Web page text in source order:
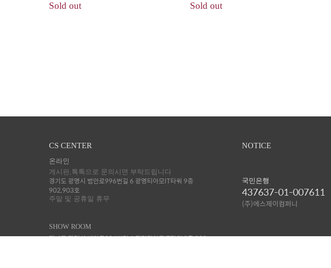
Sold out Sold out
CS CENTER
온라인
게시판,톡톡으로 문의시면 부탁드립니다
경기도 광명시 범안로996번길 6 광명티아모IT타워 9층
902,903호
주말 및 공휴일 휴무
SHOW ROOM
경기도 광명시 범안로996번길 6 광명티아모IT타워 9층 903
NOTICE
국민은행
437637-01-007611
(주)에스제이컴퍼니